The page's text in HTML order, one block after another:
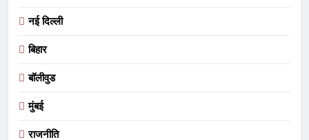
नई दिल्ली
बिहार
बॉलीवुड
मुंबई
राजनीति